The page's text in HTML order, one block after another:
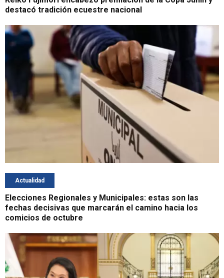
destacó tradición ecuestre nacional
Actualidad
Elecciones Regionales y Municipales: estas son las
fechas decisivas que marcarán el camino hacia los
comicios de octubre